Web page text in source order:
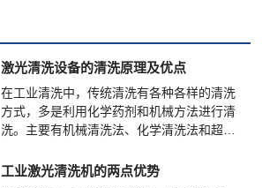
激光清洗设备的清洗原理及优点
在工业清洗中，传统清洗有各种各样的清洗
方式，多是利用化学药剂和机械方法进行清
洗。主要有机械清洗法、化学清洗法和超声
市场中占主导地位，但在环境保护和高精度
工业激光清洗机的两点优势